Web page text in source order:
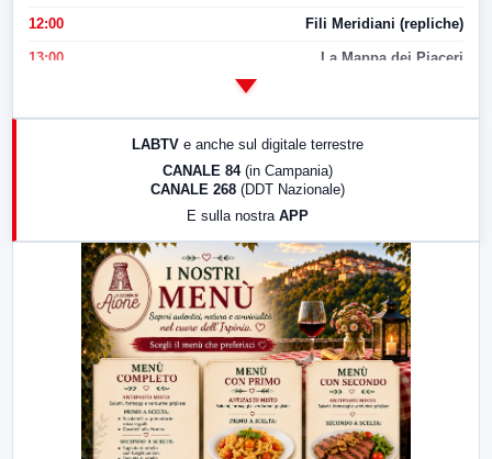
12:00 Fili Meridiani (repliche)
13:00 La Mappa dei Piaceri
LabNews (replica)
LABTV e anche sul digitale terrestre
CANALE 84 (in Campania)
CANALE 268 (DDT Nazionale)
E sulla nostra APP